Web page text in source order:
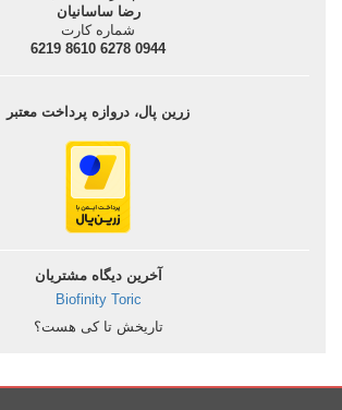
رضا ساسانيان
شماره کارت
0944 6278 8610 6219
زرین پال، دروازه پرداخت معتبر
آخرین دیگاه مشتریان
Biofinity Toric
تاریخش تا کی هست؟